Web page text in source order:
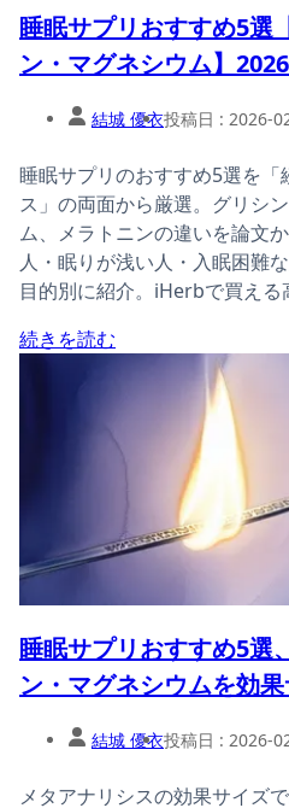
睡眠サプリおすすめ5選
ン・マグネシウム】
結城 優衣投稿日 : 2026-
睡眠サプリのおすすめ5選を
ス」の両面から厳選。グリシ
ム、メラトニンの違いを論文
人・眠りが浅い人・入眠困難
目的別に紹介。iHerbで買える
続きを読む
睡眠サプリおすすめ5選
ン・マグネシウムを効
結城 優衣投稿日 : 2026-
メタアナリシスの効果サイズ